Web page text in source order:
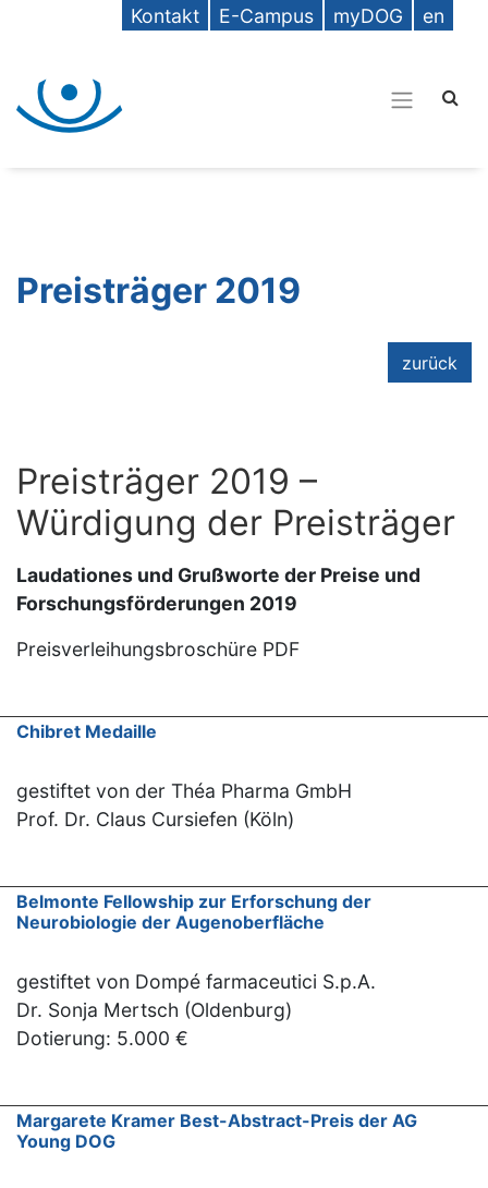
Kontakt E-Campus myDOG en
Preisträger 2019
zurück
Preisträger 2019 –
Würdigung der Preisträger
Laudationes und Grußworte der Preise und
Forschungsförderungen 2019
Preisverleihungsbroschüre PDF
Chibret Medaille
gestiftet von der Théa Pharma GmbH
Prof. Dr. Claus Cursiefen (Köln)
Belmonte Fellowship zur Erforschung der
Neurobiologie der Augenoberfläche
gestiftet von Dompé farmaceutici S.p.A.
Dr. Sonja Mertsch (Oldenburg)
Dotierung: 5.000 €
Margarete Kramer Best-Abstract-Preis der AG
Young DOG